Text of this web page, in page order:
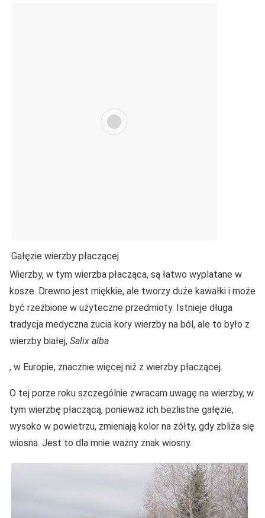
Gałęzie wierzby płaczącej
Wierzby, w tym wierzba płacząca, są łatwo wyplatane w
kosze. Drewno jest miękkie, ale tworzy duże kawałki i może
być rzeźbione w użyteczne przedmioty. Istnieje długa
tradycja medyczna żucia kory wierzby na ból, ale to było z
wierzby białej, Salix alba
, w Europie, znacznie więcej niż z wierzby płaczącej.
O tej porze roku szczególnie zwracam uwagę na wierzby, w
tym wierzbę płaczącą, ponieważ ich bezlistne gałęzie,
wysoko w powietrzu, zmieniają kolor na żółty, gdy zbliża się
wiosna. Jest to dla mnie ważny znak wiosny.